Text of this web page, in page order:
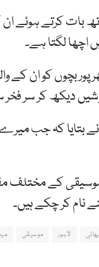
بات کرتے ہوئے
اچھا لگتا ہے۔
بچوں کو ان کے
دیکھ کر سر فخر
بتایا کہ جب میرے
کے مختلف
نام کر چکے ہیں۔
لاہور موسیقی